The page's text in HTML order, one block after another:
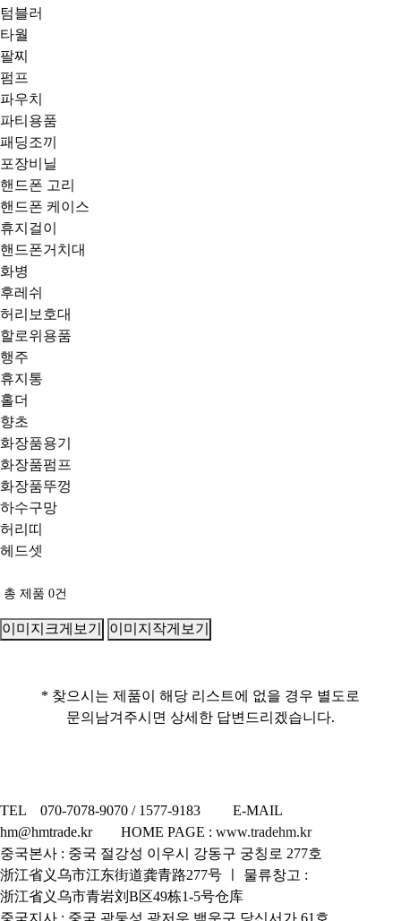
텀블러
타월
팔찌
펌프
파우치
파티용품
패딩조끼
포장비닐
핸드폰 고리
핸드폰 케이스
휴지걸이
핸드폰거치대
화병
후레쉬
허리보호대
할로위용품
행주
휴지통
홀더
향초
화장품용기
화장품펌프
화장품뚜껑
하수구망
허리띠
헤드셋
총 제품 0건
이미지크게보기 이미지작게보기
* 찾으시는 제품이 해당 리스트에 없을 경우 별도로
문의남겨주시면 상세한 답변드리겠습니다.
TEL 070-7078-9070 / 1577-9183 E-MAIL
hm@hmtrade.kr HOME PAGE : www.tradehm.kr
중국본사 : 중국 절강성 이우시 강동구 궁칭로 277호
浙江省义乌市江东街道龚青路277号 ㅣ 물류창고 :
浙江省义乌市青岩刘B区49栋1-5号仓库
중국지사 : 중국 광둥성 광저우 백운구 당신서가 61호